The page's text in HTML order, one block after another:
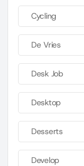
Cycling
De Vries
Desk Job
Desktop
Desserts
Develop